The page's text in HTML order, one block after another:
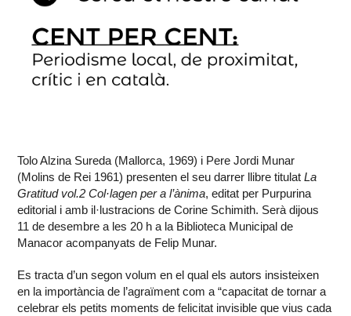
Tolo Alzina Sureda (Mallorca, 1969) i Pere Jordi Munar
(Molins de Rei 1961) presenten el seu darrer llibre titulatLa
Gratitud vol.2 Col·lagen per a l’ànima, editat per Purpurina
editorial i amb il·lustracions de Corine Schimith. Serà dijous
11 de desembre a les 20 h a la Biblioteca Municipal de
Manacor acompanyats de Felip Munar.
Es tracta d’un segon volum en el qual els autors insisteixen
en la importància de l’agraïment com a “capacitat de tornar a
celebrar els petits moments de felicitat invisible que vius cada